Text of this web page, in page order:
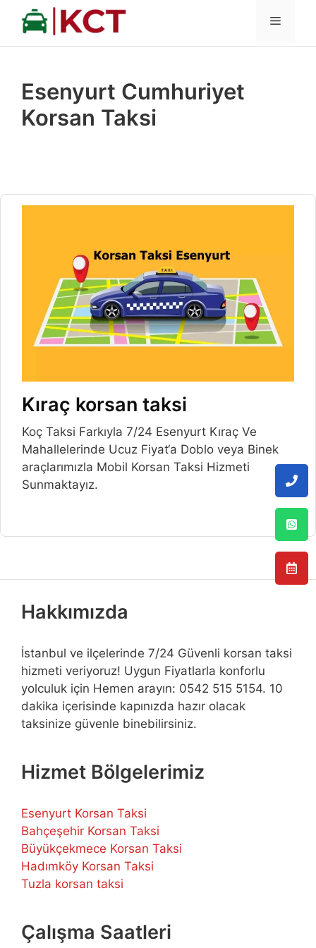
İçeriğe
MENÜ
Esenyurt Cumhuriyet
Korsan Taksi
Kıraç korsan taksi
Koç Taksi Farkıyla 7/24 Esenyurt Kıraç Ve
Mahallelerinde Ucuz Fiyat‘a Doblo veya Binek
araçlarımızla Mobil Korsan Taksi Hizmeti
Sunmaktayız.
Hakkımızda
İstanbul ve ilçelerinde 7/24 Güvenli korsan taksi
hizmeti veriyoruz! Uygun Fiyatlarla konforlu
yolculuk için Hemen arayın: 0542 515 5154. 10
dakika içerisinde kapınızda hazır olacak
taksinize güvenle binebilirsiniz.
Hizmet Bölgelerimiz
Esenyurt Korsan Taksi
Bahçeşehir Korsan Taksi
Büyükçekmece Korsan Taksi
Hadımköy Korsan Taksi
Tuzla korsan taksi
Çalışma Saatleri